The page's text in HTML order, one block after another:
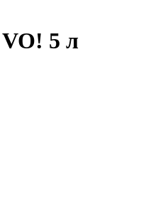
5 л